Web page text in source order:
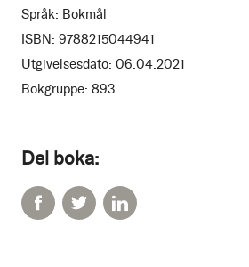
Del boka:
Språk: Bokmål
ISBN: 9788215044941
Utgivelsesdato: 06.04.2021
Bokgruppe: 893